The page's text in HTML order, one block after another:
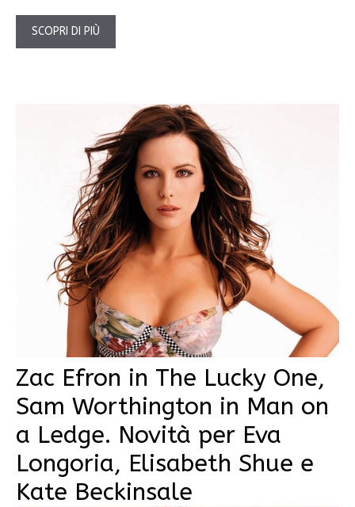
SCOPRI DI PIÙ
Zac Efron in The Lucky One,
Sam Worthington in Man on
a Ledge. Novità per Eva
Longoria, Elisabeth Shue e
Kate Beckinsale